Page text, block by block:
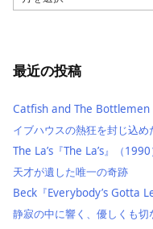
ー
最近の投稿
Catfish and The Bottlemen
イブハウスの熱狂を封じ込
The La’s『The La’s』（
天才が遺した唯一の奇跡
Beck『Everybody’s Gotta
静寂の中に響く、優しくも